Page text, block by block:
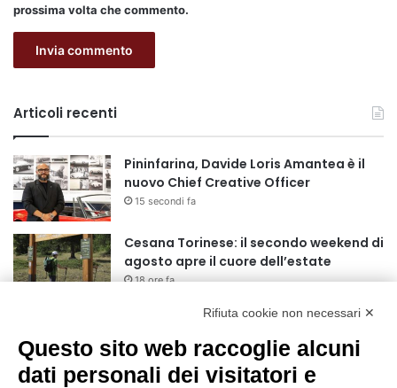
prossima volta che commento.
Articoli recenti
Pininfarina, Davide Loris Amantea è il
nuovo Chief Creative Officer
15 secondi fa
Cesana Torinese: il secondo weekend di
agosto apre il cuore dell’estate
18 ore fa
Siccità: Il Piemonte avvia le procedure
per la richiesta dello stato di calamità
naturale
19 ore fa
Rifiuta cookie non necessari ✕
Questo sito web raccoglie alcuni
dati personali dei visitatori e